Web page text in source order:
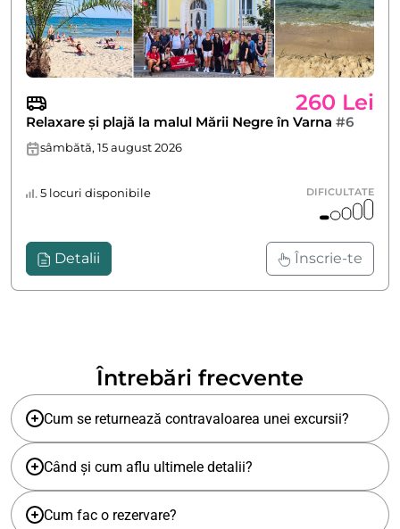
260 Lei
Relaxare și plajă la malul Mării Negre în Varna #6
sâmbătă, 15 august 2026
5 locuri disponibile DIFICULTATE
Detalii Înscrie-te
Întrebări frecvente
Cum se returnează contravaloarea unei excursii?
Când și cum aflu ultimele detalii?
Cum fac o rezervare?